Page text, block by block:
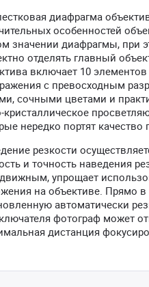
диафрагма
особенностей
значении диафрагмы, при
отделять главный
включает 10
с превосходным
сочными цветами и
кристаллическое
нередко портят
резкости
и точность наведения
упрощает
на объективе. Прямо
автоматически
фотограф может
дистанция